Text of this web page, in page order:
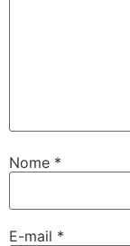
Nome *
E-mail *